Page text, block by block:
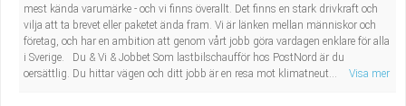
mest kända varumärke - och vi finns överallt. Det finns en stark drivkraft och
vilja att ta brevet eller paketet ända fram. Vi är länken mellan människor och
företag, och har en ambition att genom vårt jobb göra vardagen enklare för alla
i Sverige. Du & Vi & Jobbet Som lastbilschaufför hos PostNord är du
oersättlig. Du hittar vägen och ditt jobb är en resa mot klimatneut...
Visa mer